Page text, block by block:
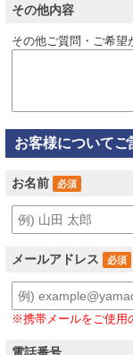
その他内容
その他ご質問・ご希望
お客様についてご
お名前 必須
メールアドレス 必須
※携帯メールをご使用